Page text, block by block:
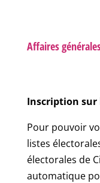
Affaires
Inscription sur
Pour pouvoir
listes
électorales de
automatique